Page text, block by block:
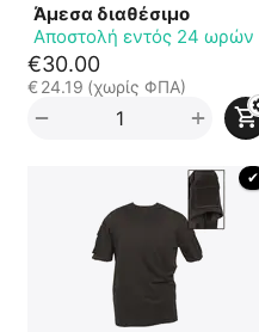
Άμεσα διαθέσιμο
Αποστολή εντός 24 ωρών
€30.00
€ 24.19 (χωρίς ΦΠΑ)
+
−
✔